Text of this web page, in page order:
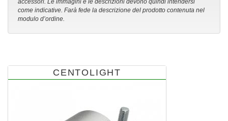
accessori. Le immagini e le descrizioni devono quindi intendersi
come indicative. Farà fede la descrizione del prodotto contenuta nel
modulo d’ordine.
CENTOLIGHT